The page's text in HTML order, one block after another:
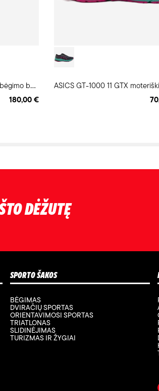
N
IKE STRUCTURE PLUS moteriški bėgimo batai
180,00 €
ASICS GT-1000 11 GTX
DĖŽUTĘ
SPORTO ŠAKOS
BĖGIMAS
DVIRAČIŲ SPORTAS
ORIENTAVIMOSI SPORTAS
TRIATLONAS
SLIDINĖJIMAS
TURIZMAS IR ŽYGIAI